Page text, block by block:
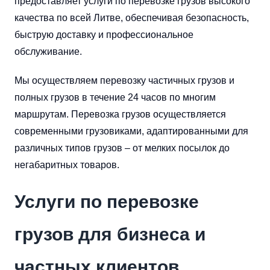
качества по всей Литве, обеспечивая безопасность,
быструю доставку и профессиональное
обслуживание.
Мы осуществляем перевозку частичных грузов и
полных грузов в течение 24 часов по многим
маршрутам. Перевозка грузов осуществляется
современными грузовиками, адаптированными для
различных типов грузов – от мелких посылок до
негабаритных товаров.
Услуги по перевозке
грузов для бизнеса и